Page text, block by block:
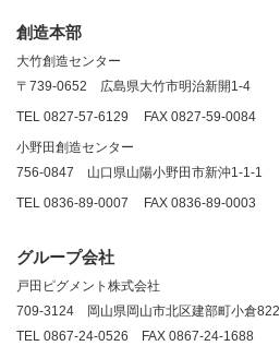
創造本部
大竹創造センター
〒739-0652 広島県大竹市明治新開1-4
TEL 0827-57-6129
FAX 0827-59-0084
小野田創造センター
756-0847 山口県山陽小野田市新沖1-1-1
TEL 0836-89-0007
FAX 0836-89-0003
グループ会社
戸田ピグメント株式会社
709-3124 岡山県岡山市北区建部町小倉822
TEL 0867-24-0526 FAX 0867-24-1688